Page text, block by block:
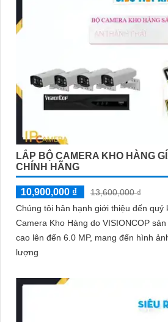
LẮP BỘ CAMERA KHO HÀNG
CHÍNH HÃNG
10,900,000 ₫
13,600,000 ₫
Chúng tôi hân hạnh giới thiệu đến quý
Camera Kho Hàng do VISIONCOP
cao lên đến 6.0 MP, mang đến hình
lượng